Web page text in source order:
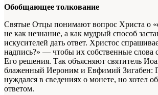
Обобщающее толкование
Святые Отцы понимают вопрос Христа о
не как незнание, а как мудрый способ
искусителей дать ответ. Христос
надпись?» — чтобы их собственные слова
Его решения. Так объясняют святитель
блаженный Иероним и Евфимий Зигабен:
нуждался в сведениях о монете, но хотел
ответом.